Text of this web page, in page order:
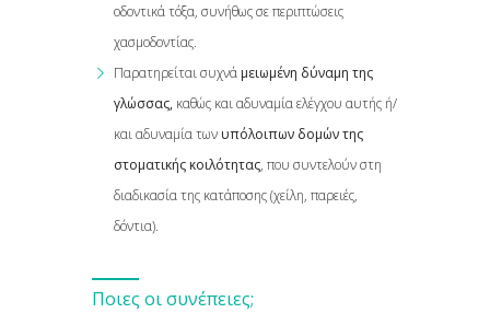
οδοντικά τόξα, συνήθως σε περιπτώσεις
χασμοδοντίας.
Παρατηρείται συχνά μειωμένη δύναμη της
γλώσσας, καθώς και αδυναμία ελέγχου αυτής ή/
και αδυναμία των υπόλοιπων δομών της
στοματικής κοιλότητας, που συντελούν στη
διαδικασία της κατάποσης (χείλη, παρειές,
δόντια).
Ποιες οι συνέπειες;